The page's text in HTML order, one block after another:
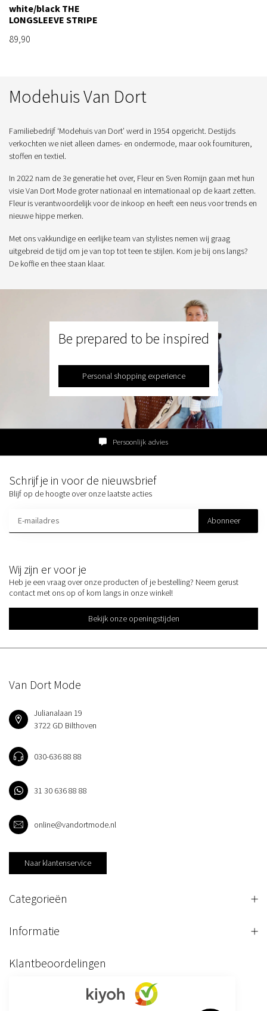
white/black THE
LONGSLEEVE STRIPE
89,90
Modehuis Van Dort
Familiebedrijf ‘Modehuis van Dort’ werd in 1954 opgericht. Destijds
verkochten we niet alleen dames- en ondermode, maar ook fournituren,
stoffen en textiel.
In 2022 nam de 3e generatie het over, Fleur en Sven Romijn gaan met hun
visie Van Dort Mode groter nationaal en internationaal op de kaart zetten.
Fleur is verantwoordelijk voor de inkoop en heeft een neus voor trends en
nieuwe hippe merken.
Met ons vakkundige en eerlijke team van stylistes nemen wij graag
uitgebreid de tijd om je van top tot teen te stijlen. Kom je bij ons langs?
De koffie en thee staan klaar.
Be prepared to be inspired
Personal shopping experience
Persoonlijk advies
Wij zijn er voor je
Heb je een vraag over onze producten of je bestelling? Neem gerust
contact met ons op of kom langs in onze winkel!
Bekijk onze openingstijden
Schrijf je in voor de nieuwsbrief
Blijf op de hoogte over onze laatste acties
Abonneer
Van Dort Mode
Julianalaan 19
3722 GD Bilthoven
030-636 88 88
31 30 636 88 88
online@vandortmode.nl
Naar klantenservice
Categorieën
Informatie
Klantbeoordelingen